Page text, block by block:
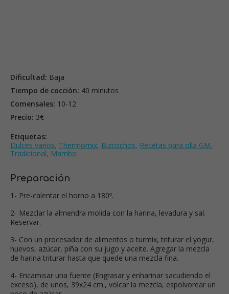
Dificultad: Baja
Tiempo de cocción: 40 minutos
Comensales: 10-12
Precio: 3€
Etiquetas:
Dulces varios, Thermomix, Bizcochos, Recetas para olla GM,
Tradicional, Mambo
Preparación
1- Pre-calentar el horno a 180º.
2- Mezclar la almendra molida con la harina, levadura y sal.
Reservar.
3- Con un procesador de alimentos o turmix, triturar el yogur,
huevos, azúcar, piña con su jugo y aceite. Agregar la mezcla
de harina triturar hasta que quede una mezcla fina.
4- Encamisar una fuente (Engrasar y enharinar sacudiendo el
exceso), de unos, 39x24 cm., volcar la mezcla, espolvorear un